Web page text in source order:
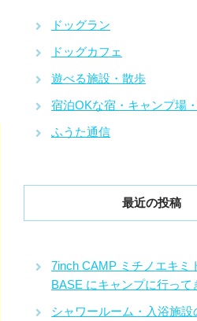
ドッグラン
ドッグカフェ
遊べる施設・散歩
宿泊OKな宿・キャンプ場
ふうた通信
最近の投稿
7inch CAMP ミチノエキミ
BASE にキャンプに行って
シャワールーム・入浴施設